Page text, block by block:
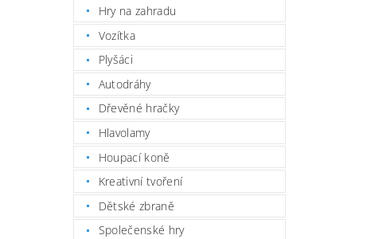
Hry na zahradu
Vozítka
Plyšáci
Autodráhy
Dřevěné hračky
Hlavolamy
Houpací koně
Kreativní tvoření
Dětské zbraně
Společenské hry